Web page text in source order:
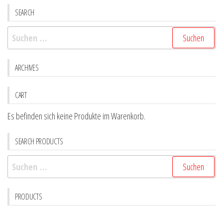
Optionen
auf
Produktseite
werden
auf
SEARCH
Suchen
nach:
ARCHIVES
CART
Es befinden sich keine Produkte im Warenkorb.
SEARCH PRODUCTS
Suchen
nach:
PRODUCTS